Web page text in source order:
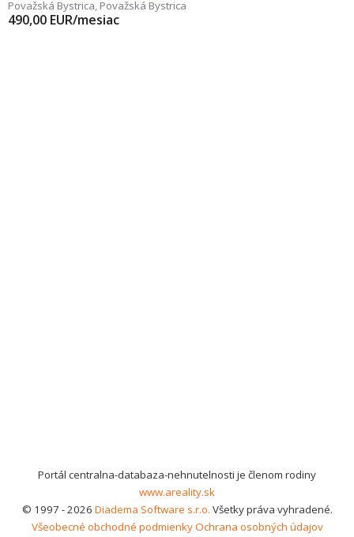
Považská Bystrica, Považská Bystrica
490,00 EUR/mesiac
Portál centralna-databaza-nehnutelnosti je členom rodiny
www.areality.sk
© 1997 - 2026 Diadema Software s.r.o. Všetky práva vyhradené.
Všeobecné obchodné podmienkyOchrana osobných údajov